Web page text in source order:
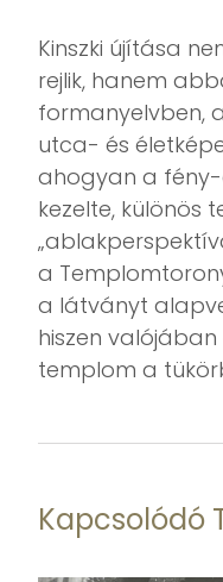
Kinszki újítása
rejlik, hanem
formanyelvben,
utca- és
ahogyan a
kezelte, különös
a
a látványt
hiszen
templom a
Kapcsolódó